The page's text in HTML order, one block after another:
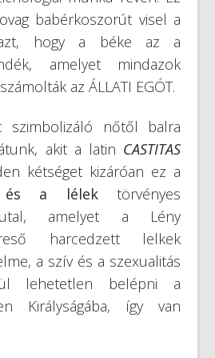
babérkoszorút visel a
hogy a béke az a
amelyet mindazok
az ÁLLATI EGÓT.
szimbolizáló nőtől balra
akit a latin CASTITAS
kétséget kizáróan ez a
a lélektörvényes
utal, amelyet a Lény
harcedzett lelkek
a szív és a szexualitás
lehetetlen belépni a
Királyságába, így van